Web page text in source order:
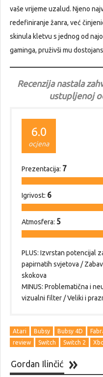
vaše vrijeme uzalud. Njeno
redefiniranje žanra, već
skinula kletvu s jednog od
gaminga, pruživši mu
Recenzija nastala
ustupljenoj
6.0
ocjena
Prezentacija: 7
Igrivost: 6
Atmosfera: 5
PLUS: Izvrstan potencijal
papirnatih svjetova /
skokova
MINUS: Problematična i
vizualni filter / Veliki i
Atari Bubsy Bubsy 4D
review
Switch Switch 2
Gordan Ilinčić